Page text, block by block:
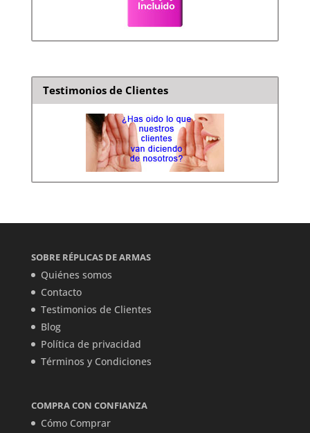
Testimonios de Clientes
SOBRE RÉPLICAS DE ARMAS
Quiénes somos
Contacto
Testimonios de Clientes
Blog
Política de privacidad
Términos y Condiciones
COMPRA CON CONFIANZA
Cómo Comprar